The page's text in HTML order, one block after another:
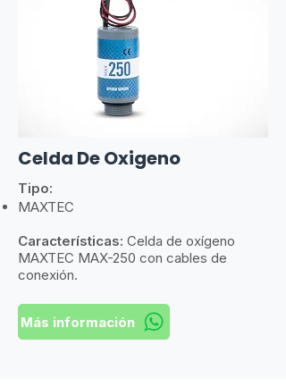
Celda De Oxigeno
Tipo:
MAXTEC
Características: Celda de oxígeno
MAXTEC MAX-250 con cables de
conexión.
Más información